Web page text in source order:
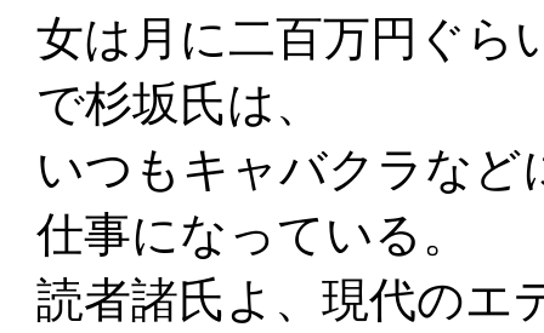
女は月に二百万円ぐら
で杉坂氏は、
いつもキャバクラなど
仕事になっている。
読者諸氏よ、現代のエ